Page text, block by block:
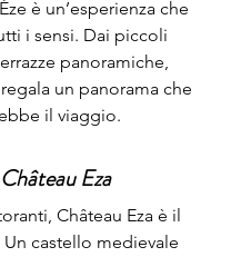
è un’esperienza che
i sensi. Dai piccoli
panoramiche,
un panorama che
il viaggio.
Eza
Château Eza è il
castello medievale